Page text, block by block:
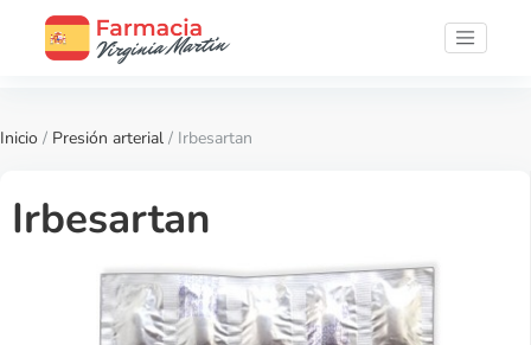
Inicio / Presión arterial / Irbesartan
Irbesartan